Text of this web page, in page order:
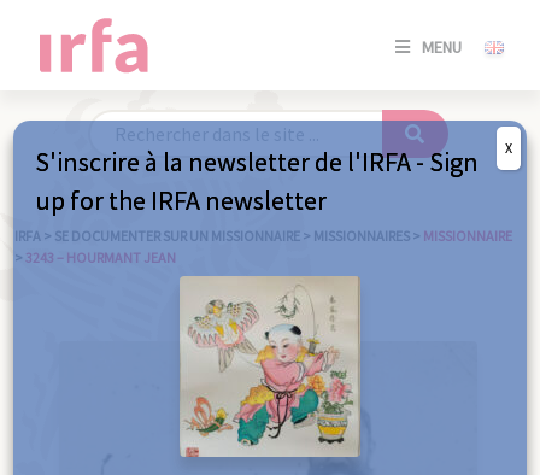
MENU
SE
/
IRFA > SE DOCUMENTER SUR UN MISSIONNAIRE > MISSIONNAIRES > MISSIONNAIRE
> 3243 – HOURMANT JEAN
S'inscrire à la newsletter de l'IRFA - Sign
up for the IRFA newsletter
X